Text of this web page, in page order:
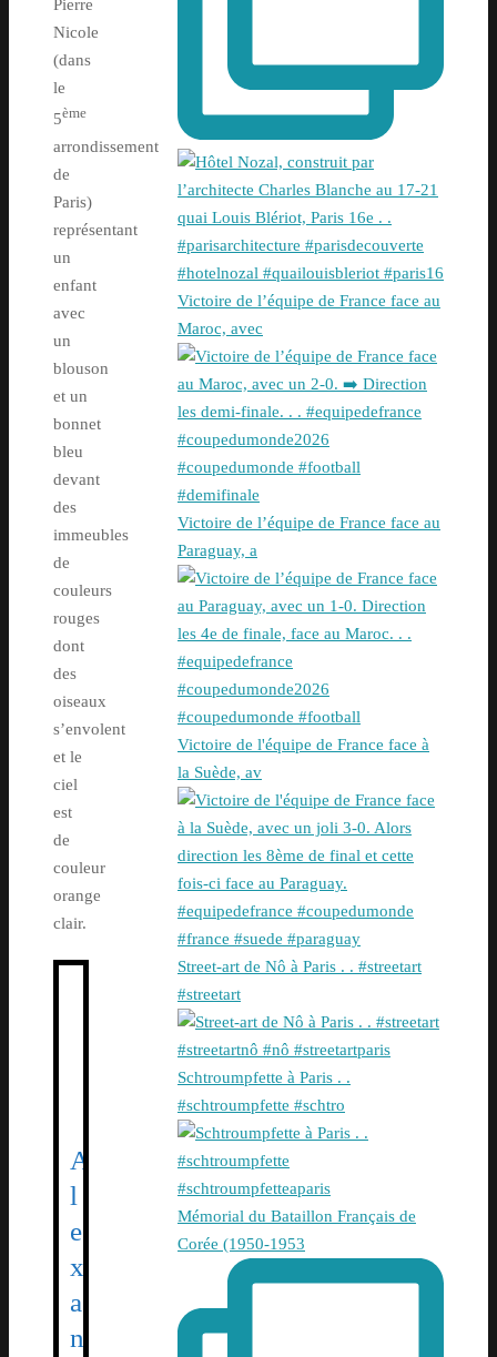
Pierre
Nicole
(dans
le
5ème
arrondissement
de
Paris)
représentant
un
enfant
avec
un
blouson
et un
bonnet
bleu
devant
des
immeubles
de
couleurs
rouges
dont
des
oiseaux
s’envolent
et le
ciel
est
de
couleur
orange
clair.
A
l
e
x
a
n
Victoire de l’équipe de France face au
Maroc, avec
Victoire de l’équipe de France face au
Paraguay, a
Victoire de l'équipe de France face à
la Suède, av
Street-art de Nô à Paris . . #streetart
#streetart
Schtroumpfette à Paris . .
#schtroumpfette #schtro
Mémorial du Bataillon Français de
Corée (1950-1953